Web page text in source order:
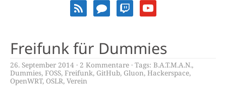
Freifunk für Dummies
26. September 2014 2 Kommentare Tags: B.A.T.M.A.N.,
Dummies, FOSS, Freifunk, GitHub, Gluon, Hackerspace,
OpenWRT, OSLR, Verein